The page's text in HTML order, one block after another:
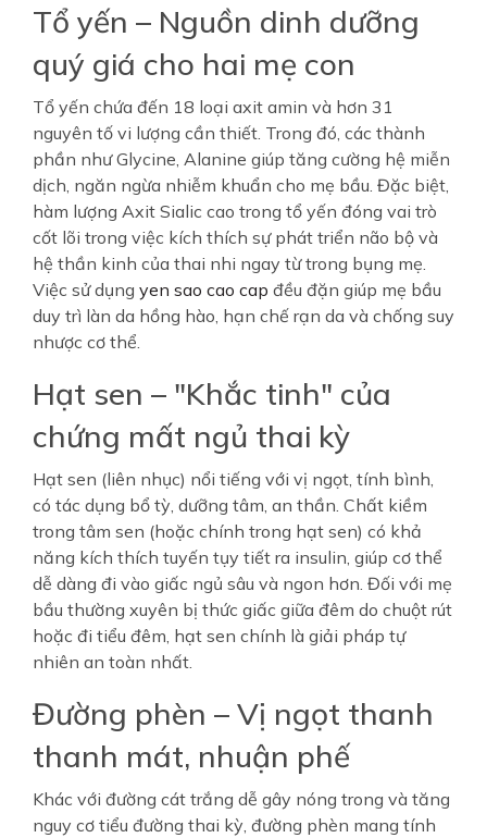
Tổ yến – Nguồn dinh dưỡng
quý giá cho hai mẹ con
Tổ yến chứa đến 18 loại axit amin và hơn 31
nguyên tố vi lượng cần thiết. Trong đó, các thành
phần như Glycine, Alanine giúp tăng cường hệ miễn
dịch, ngăn ngừa nhiễm khuẩn cho mẹ bầu. Đặc biệt,
hàm lượng Axit Sialic cao trong tổ yến đóng vai trò
cốt lõi trong việc kích thích sự phát triển não bộ và
hệ thần kinh của thai nhi ngay từ trong bụng mẹ.
Việc sử dụng yen sao cao cap đều đặn giúp mẹ bầu
duy trì làn da hồng hào, hạn chế rạn da và chống suy
nhược cơ thể.
Hạt sen – "Khắc tinh" của
chứng mất ngủ thai kỳ
Hạt sen (liên nhục) nổi tiếng với vị ngọt, tính bình,
có tác dụng bổ tỳ, dưỡng tâm, an thần. Chất kiềm
trong tâm sen (hoặc chính trong hạt sen) có khả
năng kích thích tuyến tụy tiết ra insulin, giúp cơ thể
dễ dàng đi vào giấc ngủ sâu và ngon hơn. Đối với mẹ
bầu thường xuyên bị thức giấc giữa đêm do chuột rút
hoặc đi tiểu đêm, hạt sen chính là giải pháp tự
nhiên an toàn nhất.
Đường phèn – Vị ngọt thanh
thanh mát, nhuận phế
Khác với đường cát trắng dễ gây nóng trong và tăng
nguy cơ tiểu đường thai kỳ, đường phèn mang tính